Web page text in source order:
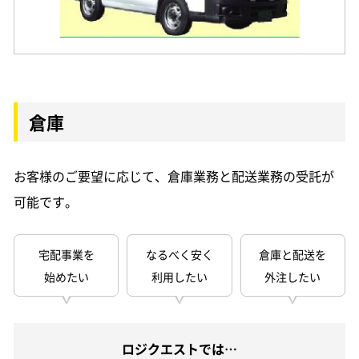
倉庫
お客様のご要望に応じて、倉庫業務と配送業務の受託が
可能です。
宅配事業を
始めたい
なるべく安く
利用したい
倉庫と配送を
外注したい
ロジクエストでは…